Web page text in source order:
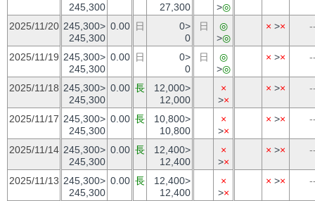
245,300
27,300
>◎
2025/11/20 245,300>
245,300
0.00 日
0>
0
日
◎
>◎
× >×
2025/11/19 245,300>
245,300
0.00 日
0>
0
日
◎
>◎
× >×
2025/11/18 245,300>
245,300
0.00 長
12,000>
12,000
×
>×
× >×
2025/11/17 245,300>
245,300
0.00 長
10,800>
10,800
×
>×
× >×
2025/11/14 245,300>
245,300
0.00 長
12,400>
12,400
×
>×
× >×
2025/11/13 245,300>
245,300
0.00 長
12,400>
12,400
×
>×
× >×